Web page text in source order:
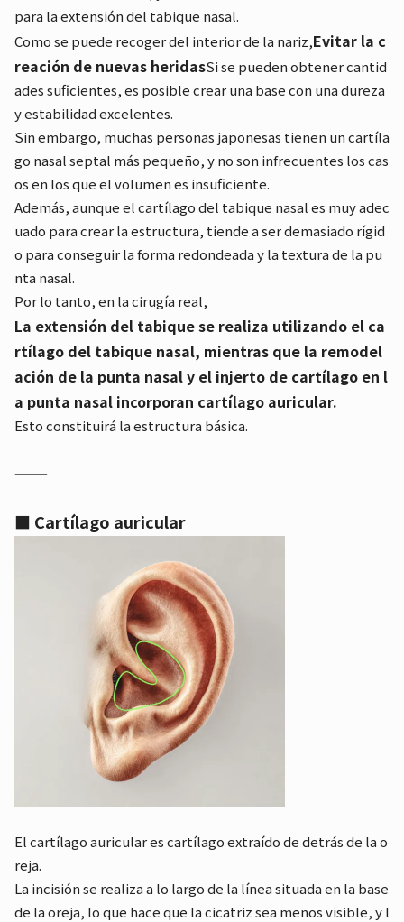
para la extensión del tabique nasal.
Como se puede recoger del interior de la nariz,Evitar la c
reación de nuevas heridasSi se pueden obtener cantid
ades suficientes, es posible crear una base con una dureza
y estabilidad excelentes.
Sin embargo, muchas personas japonesas tienen un cartíla
go nasal septal más pequeño, y no son infrecuentes los cas
os en los que el volumen es insuficiente.
Además, aunque el cartílago del tabique nasal es muy adec
uado para crear la estructura, tiende a ser demasiado rígid
o para conseguir la forma redondeada y la textura de la pu
nta nasal.
Por lo tanto, en la cirugía real,
La extensión del tabique se realiza utilizando el ca
rtílago del tabique nasal, mientras que la remodel
ación de la punta nasal y el injerto de cartílago en l
a punta nasal incorporan cartílago auricular.
Esto constituirá la estructura básica.
⸻
■ Cartílago auricular
El cartílago auricular es cartílago extraído de detrás de la o
reja.
La incisión se realiza a lo largo de la línea situada en la base
de la oreja, lo que hace que la cicatriz sea menos visible, y l